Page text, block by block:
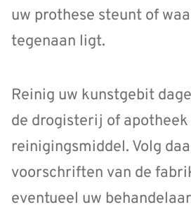
uw prothese steunt of
tegenaan ligt.
Reinig uw kunstgebit
de drogisterij of
reinigingsmiddel. Volg
voorschriften van de
eventueel uw